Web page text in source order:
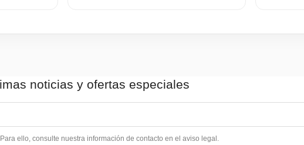
noticias y ofertas especiales
ello, consulte nuestra información de contacto en el aviso legal.